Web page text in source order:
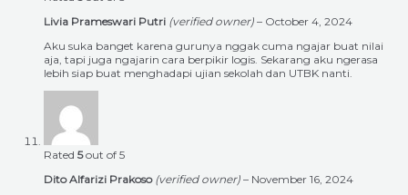
Livia Prameswari Putri (verified owner) – October 4, 2024
Aku suka banget karena gurunya nggak cuma ngajar buat nilai
aja, tapi juga ngajarin cara berpikir logis. Sekarang aku ngerasa
lebih siap buat menghadapi ujian sekolah dan UTBK nanti.
Rated 5out of 5
Dito Alfarizi Prakoso (verified owner) – November 16, 2024